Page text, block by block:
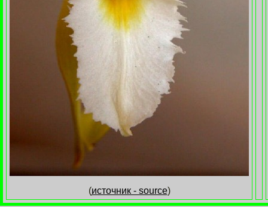
(источник - source)